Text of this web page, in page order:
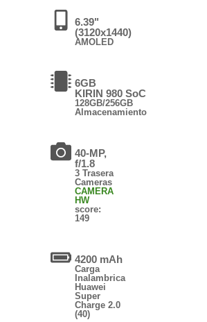
6.39"
(3120x1440)
AMOLED
6GB
KIRIN 980 SoC
128GB/256GB
Almacenamiento
40-MP,
f/1.8
3 Trasera
Cameras
CAMERA
HW
score:
149
4200 mAh
Carga
Inalambrica
Huawei
Super
Charge 2.0
(40)